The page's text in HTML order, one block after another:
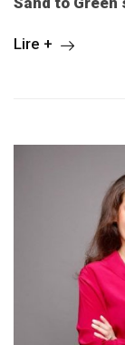
Lire +